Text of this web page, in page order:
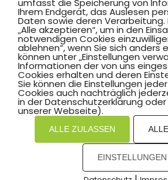
Am Südbad 9,
59069 Hamm
©2025 Hammer SportClub 2008
Mit zum Verein by
Impressum
H
umfasst die Speicherung von
Ihrem Endgerät, das Auslesen
Daten sowie deren Verarbeitung.
„Alle akzeptieren“, um in den
notwendigen Cookies
ablehnen“, wenn Sie sich anders
können unter „Einstellungen
Informationen der von uns
Cookies erhalten und deren
Sie können die Einstellungen
Cookies auch nachträglich
in der Datenschutzerklärung
unserer Webseite).
ALLE ZULASSEN
EINSTELLUNGEN